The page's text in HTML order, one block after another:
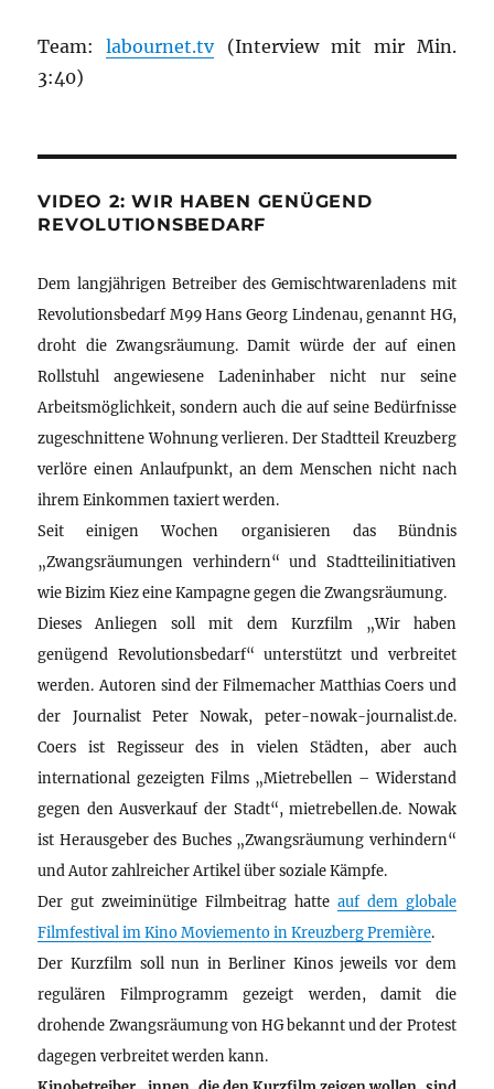
Team:labournet.tv(Interview mit mir Min.
3:40)
VIDEO 2: WIR HABEN GENÜGEND
REVOLUTIONSBEDARF
Dem langjährigen Betreiber des Gemischtwarenladens mit
Revolutionsbedarf M99 Hans Georg Lindenau, genannt HG,
droht die Zwangsräumung. Damit würde der auf einen
Rollstuhl angewiesene Ladeninhaber nicht nur seine
Arbeitsmöglichkeit, sondern auch die auf seine Bedürfnisse
zugeschnittene Wohnung verlieren. Der Stadtteil Kreuzberg
verlöre einen Anlaufpunkt, an dem Menschen nicht nach
ihrem Einkommen taxiert werden.
Seit einigen Wochen organisieren das Bündnis
„Zwangsräumungen verhindern“ und Stadtteilinitiativen
wie Bizim Kiez eine Kampagne gegen die Zwangsräumung.
Dieses Anliegen soll mit dem Kurzfilm „Wir haben
genügend Revolutionsbedarf“ unterstützt und verbreitet
werden. Autoren sind der Filmemacher Matthias Coers und
der Journalist Peter Nowak, peter-nowak-journalist.de.
Coers ist Regisseur des in vielen Städten, aber auch
international gezeigten Films „Mietrebellen – Widerstand
gegen den Ausverkauf der Stadt“, mietrebellen.de. Nowak
ist Herausgeber des Buches „Zwangsräumung verhindern“
und Autor zahlreicher Artikel über soziale Kämpfe.
Der gut zweiminütige Filmbeitrag hatte auf dem globale
Filmfestival im Kino Moviemento in Kreuzberg Première.
Der Kurzfilm soll nun in Berliner Kinos jeweils vor dem
regulären Filmprogramm gezeigt werden, damit die
drohende Zwangsräumung von HG bekannt und der Protest
dagegen verbreitet werden kann.